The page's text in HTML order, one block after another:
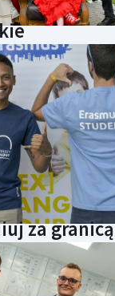
za granicą